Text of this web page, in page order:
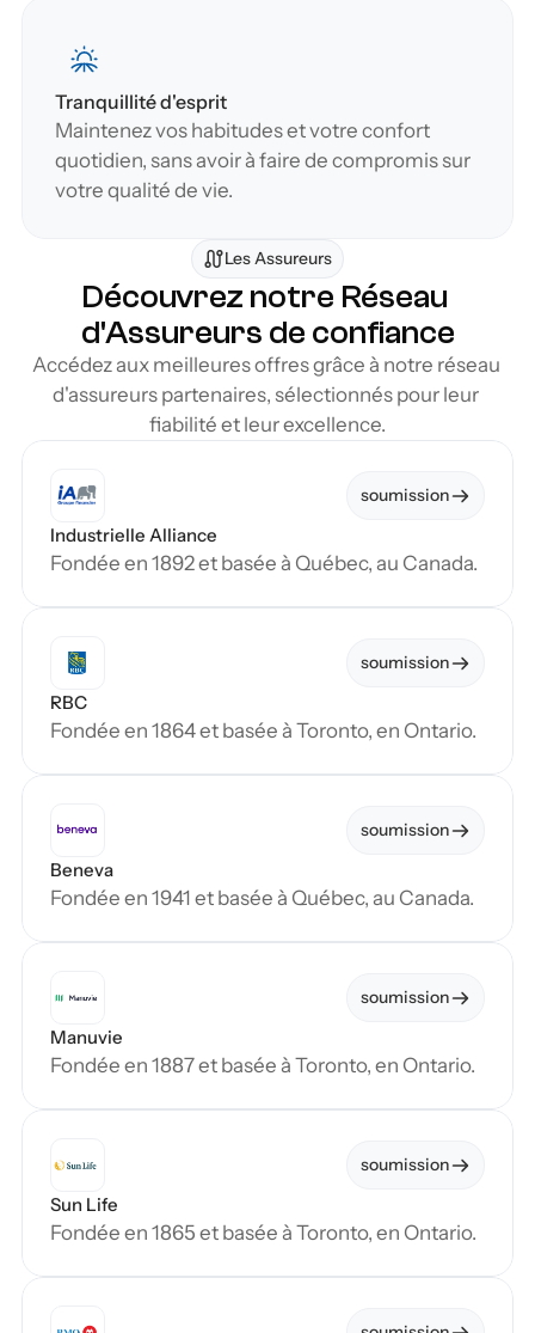
Tranquillité d'esprit
Maintenez vos habitudes et votre confort
quotidien, sans avoir à faire de compromis sur
votre qualité de vie.
Les Assureurs
Découvrez notre Réseau
d'Assureurs de confiance
Accédez aux meilleures offres grâce à notre réseau
d'assureurs partenaires, sélectionnés pour leur
fiabilité et leur excellence.
soumission
Industrielle Alliance
Fondée en 1892 et basée à Québec, au Canada.
soumission
RBC
Fondée en 1864 et basée à Toronto, en Ontario.
soumission
Beneva
Fondée en 1941 et basée à Québec, au Canada.
soumission
Manuvie
Fondée en 1887 et basée à Toronto, en Ontario.
soumission
Sun Life
Fondée en 1865 et basée à Toronto, en Ontario.